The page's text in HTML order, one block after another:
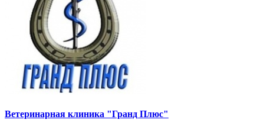
Ветеринарная клиника "Гранд Плюс"